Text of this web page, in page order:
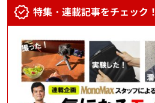
特集・連載記事をチェック！